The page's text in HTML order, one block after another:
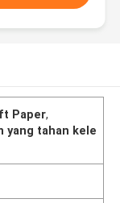
Paper,
yang tahan kele